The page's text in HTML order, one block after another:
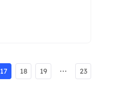
17 18 19 23